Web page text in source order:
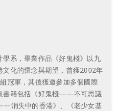
系，畢業作品《好鬼棧》以九
化的懷念與期望，曾獲2002年
冠軍，其後獲邀參加多個國際
書籍包括《好鬼棧——不可思議
消失中的香港》、《老少女基